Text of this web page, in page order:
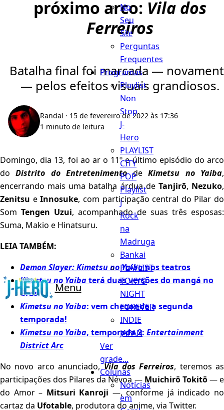
Menu
No
Seu
Site
Perguntas
Frequentes
Programas
Playlist
Non
Stop
J-
Hero
PLAYLIST
CITY
POP
Playlist
J
Rock
na
Madruga
Bankai
PLAYLIST
TOKYO
NIGHT
FOREVER
INDIE
JAPAN
Ver
grade...
Colunas
Notícias
em
próximo arco: Vila dos
Ferreiros
Batalha final foi marcada —
— pelos efeitos visuais grandiosos.
Randal · 15 de fevereiro de 2022 às 17:36
1 minuto de leitura
Domingo, dia 13, foi ao ar o 11º e último episódio do arco
doDistrito do EntretenimentodeKimetsu no Yaiba,
encerrando mais uma batalha árdua de Tanjirō, Nezuko,
Zenitsu eInnosuke, com participação central do Pilar do
Som Tengen Uzui, acompanhado de suas três esposas:
Suma, Makio e Hinatsuru.
LEIA TAMBÉM:
Demon Slayer: Kimetsu no Yaibanos teatros
Kimetsu no Yaibaterá duas versões do mangá no
Brasil
Kimetsu no Yaiba: vem chegando a segunda
temporada!
Kimetsu no Yaiba, temporada 2: Entertainment
District Arc
No novo arco anunciado,Vila dos Ferreiros, teremos as
participações dos Pilares da Névoa — Muichirō Tokitō— e
do Amor – Mitsuri Kanroji —, conforme já indicado no
cartaz da Ufotable, produtora do anime, via Twitter.